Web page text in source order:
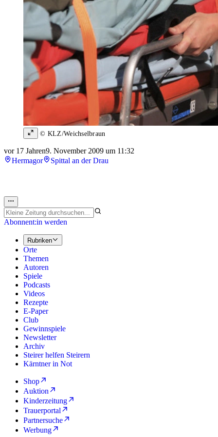
© KLZ/Weichselbraun
vor 17 Jahren9. November 2009 um 11:32
Hermagor
Spittal an der Drau
Abonnent:in werden
Rubriken
Orte
Themen
Autoren
Spiele
Podcasts
Videos
Rezepte
E-Paper
Club
Gewinnspiele
Newsletter
Archiv
Steirer helfen Steirern
Kärntner in Not
Shop
Auktion
Kinderzeitung
Trauerportal
Partnersuche
Werbung